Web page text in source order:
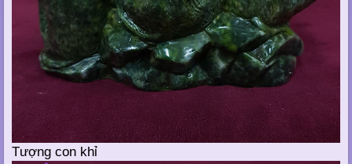
Tượng con khỉ